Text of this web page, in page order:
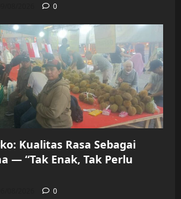
0
Kualitas Rasa Sebagai
— “Tak Enak, Tak Perlu
0